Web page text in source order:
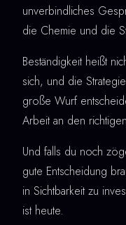
unverbindliches
die Chemie und die
Beständigkeit heißt
sich, und die
große Wurf
Arbeit an den
Und falls du noch
gute Entscheidung
in Sichtbarkeit zu
ist heute.